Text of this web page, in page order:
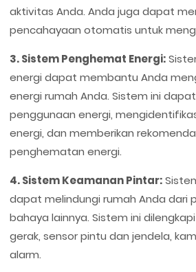
aktivitas Anda. Anda juga dapat
pencahayaan otomatis untuk
3. Sistem Penghemat Energi:
energi dapat membantu Anda
energi rumah Anda. Sistem ini
penggunaan energi,
energi, dan memberikan
penghematan energi.
4. Sistem Keamanan Pintar:
dapat melindungi rumah Anda dari
bahaya lainnya. Sistem ini
gerak, sensor pintu dan jendela,
alarm.